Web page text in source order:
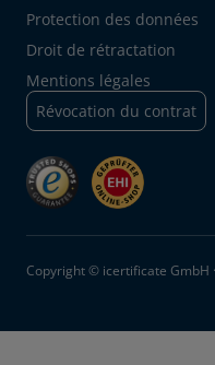
Protection des données
Droit de rétractation
Mentions légales
Révocation du contrat
Copyright © icertificate GmbH